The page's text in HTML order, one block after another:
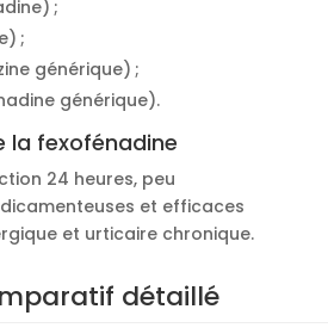
;
;
générique) ;
générique).
la fexofénadine
24 heures, peu
et efficaces
et urticaire chronique.
détaillé